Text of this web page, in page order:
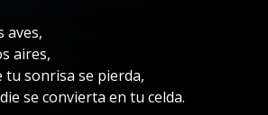
aves,
aires,
tu sonrisa se pierda,
se convierta en tu celda.